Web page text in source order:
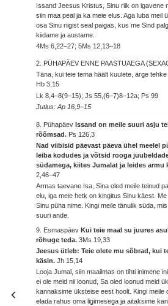
Issand Jeesus Kristus, Sinu riik on igavene
siin maa peal ja ka meie elus. Aga luba meil
osa Sinu riigist seal paigas, kus me Sind
kiidame ja austame.
4Ms 6,22–27; 5Ms 12,13–18
2. PÜHAPÄEV ENNE PAASTUAEGA
Täna, kui teie tema häält kuulete, ärge
Hb 3,15
Lk 8,4–8(9–15); Js 55,(6–7)8–12a; Ps 99
Jutlus: Ap 16,9–15
8. PühapäevIssand on meile suuri asju
rõõmsad. Ps 126,3
Nad viibisid päevast päeva ühel meelel
leiba kodudes ja võtsid rooga
südamega, kiites Jumalat ja leides
2,46–47
Armas taevane Isa, Sina oled meile teinud
elu, iga meie hetk on kingitus Sinu käest.
Sinu püha nime. Kingi meile tänulik süda,
suuri ande.
9. EsmaspäevKui teie maal su juures
rõhuge teda.3Ms 19,33
Jeesus ütleb: Teie olete mu sõbrad, kui
käsin.Jh 15,14
Looja Jumal, siin maailmas on tihti inimene
ei ole meid nii loonud, Sa oled loonud meid
kannaksime üksteise eest hoolt. Kingi meile
elada rahus oma ligimesega ja aitaksime